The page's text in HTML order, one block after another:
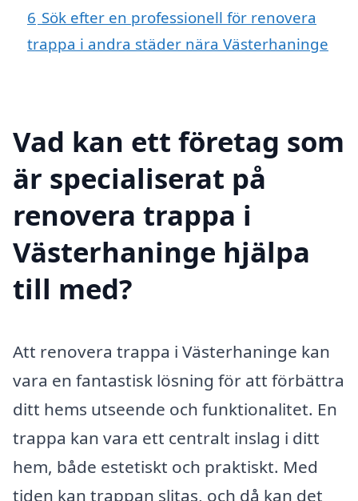
6 Sök efter en professionell för renovera
trappa i andra städer nära Västerhaninge
Vad kan ett företag som
är specialiserat på
renovera trappa i
Västerhaninge hjälpa
till med?
Att renovera trappa i Västerhaninge kan
vara en fantastisk lösning för att förbättra
ditt hems utseende och funktionalitet. En
trappa kan vara ett centralt inslag i ditt
hem, både estetiskt och praktiskt. Med
tiden kan trappan slitas, och då kan det